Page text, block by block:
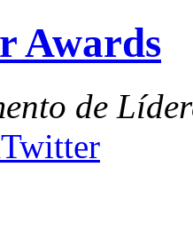
Awards
de
Twitter